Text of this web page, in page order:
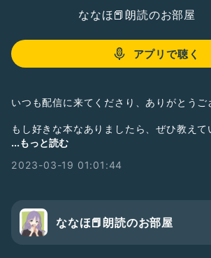
ななほ📕朗読のお部屋
アプリで聴く
いつも配信に来てくださり、ありがとうご
もし好きな本なありましたら、ぜひ教え
です😊
...もっと読む
2023-03-19 01:01:44
ななほ📕朗読のお部屋